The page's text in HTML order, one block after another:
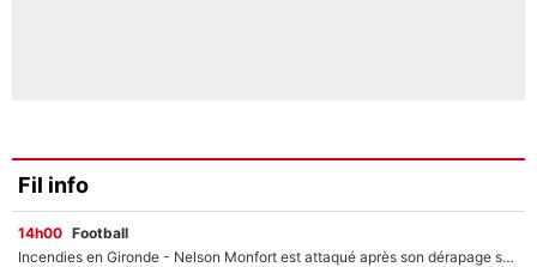
Fil info
14h00 Football
Incendies en Gironde - Nelson Monfort est attaqué après son dérapage sur CNews : «Et lui, il prend combien pour parler dans un studio climatisé?»